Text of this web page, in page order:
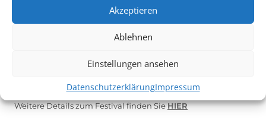
Akzeptieren
Ablehnen
Einstellungen ansehen
DatenschutzerklärungImpressum
Auch dieses Jahr findet wieder dasFestival des deutschen
Vom 19. August bist zum 9. Septemberhaben
Minuten vor Beginn des Films und solange der Vorrat reicht!
Weitere Details zum Festival finden SieHIER